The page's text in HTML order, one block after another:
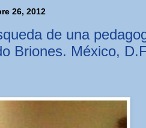
26, 2012
de una
Briones. México,